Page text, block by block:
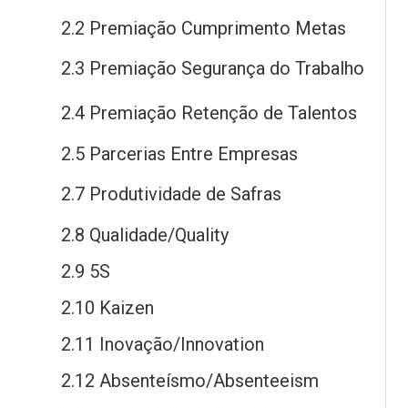
2.2 Premiação Cumprimento Metas
2.3 Premiação Segurança do Trabalho
2.4 Premiação Retenção de Talentos
2.5 Parcerias Entre Empresas
2.7 Produtividade de Safras
2.8 Qualidade/Quality
2.9 5S
2.10 Kaizen
2.11 Inovação/Innovation
2.12 Absenteísmo/Absenteeism